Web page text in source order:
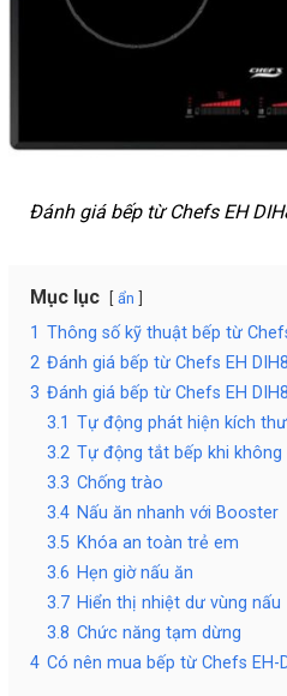
Đánh giá bếp từ Chefs EH
Mục lục ẩn
1 Thông số kỹ thuật bếp từ
2 Đánh giá bếp từ Chefs EH
3 Đánh giá bếp từ Chefs EH
3.1 Tự động phát hiện kích
3.2 Tự động tắt bếp khi không
3.3 Chống trào
3.4 Nấu ăn nhanh với Booster
3.5 Khóa an toàn trẻ em
3.6 Hẹn giờ nấu ăn
3.7 Hiển thị nhiệt dư vùng nấu
3.8 Chức năng tạm dừng
4 Có nên mua bếp từ Chefs EH-